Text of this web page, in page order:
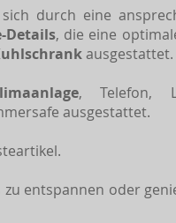
durch eine
Details, die eine
ausgestattet.
, Telefon,
ausgestattet.
entspannen oder